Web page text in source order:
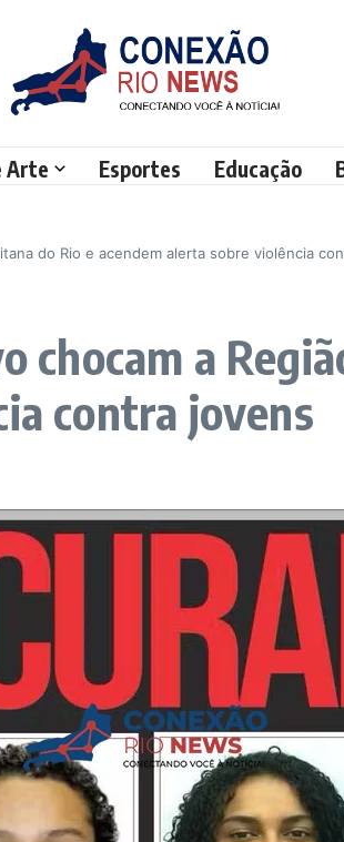
Arte Esportes Educação
do Rio e acendem alerta sobre violência
chocam a
contra jovens